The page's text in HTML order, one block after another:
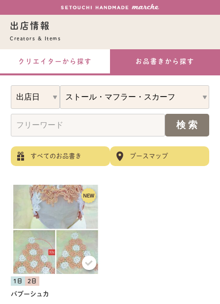
出店情報
Creators & Items
クリエイターから探す お品書きから探す
すべてのお品書き ブースマップ
1日 2日
バブーシュカ